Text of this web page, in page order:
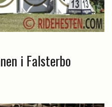
i Falsterbo